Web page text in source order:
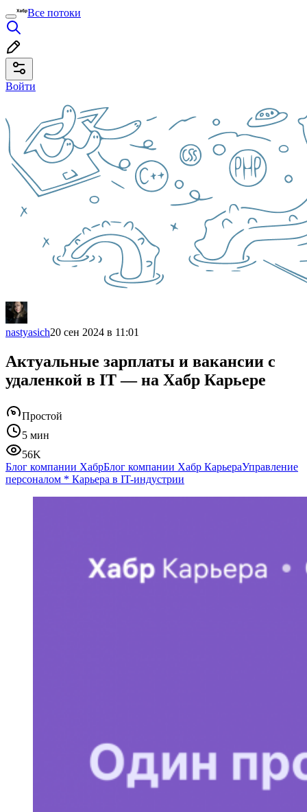
Все потоки
Войти
nastyasich20 сен 2024 в 11:01
Актуальные зарплаты и вакансии с
удаленкой в IT — на Хабр Карьере
Простой
5 мин
56K
Блог компании ХабрБлог компании Хабр КарьераУправление
персоналом * Карьера в IT-индустрии